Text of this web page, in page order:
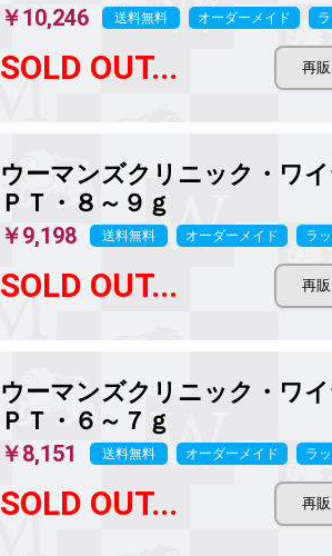
￥10,246 送料無料 オーダーメイド
SOLD OUT...
ウーマンズクリニック・ワ
ＰＴ・８～９ｇ
￥9,198 送料無料 オーダーメイド ラ
SOLD OUT...
ウーマンズクリニック・ワ
ＰＴ・６～７ｇ
￥8,151 送料無料 オーダーメイド ラ
SOLD OUT...